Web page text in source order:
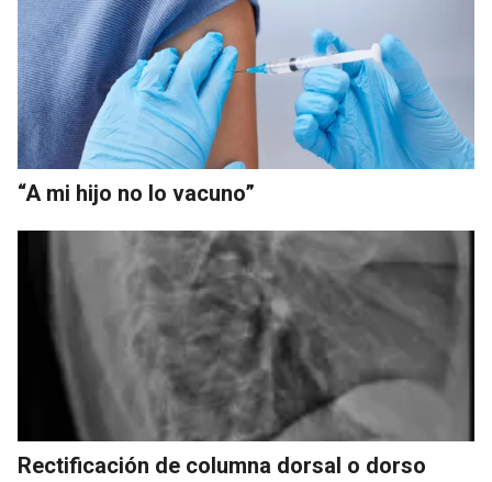
“A mi hijo no lo vacuno”
Rectificación de columna dorsal o dorso